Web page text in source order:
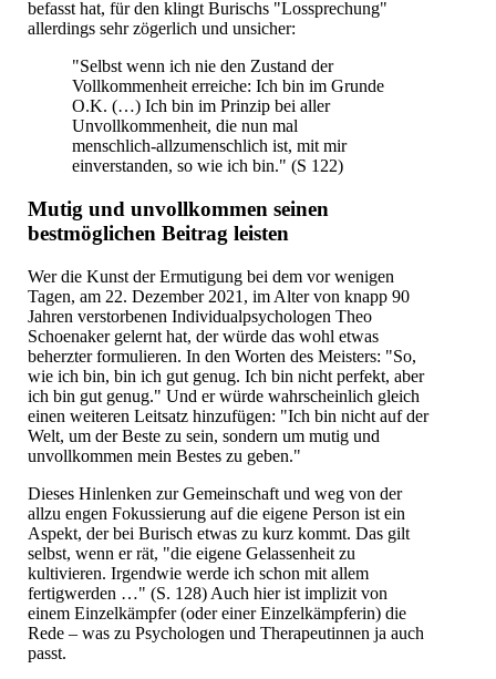
befasst hat, für den klingt Burischs "Lossprechung"
allerdings sehr zögerlich und unsicher:
"Selbst wenn ich nie den Zustand der
Vollkommenheit erreiche: Ich bin im Grunde
O.K. (…) Ich bin im Prinzip bei aller
Unvollkommenheit, die nun mal
menschlich-allzumenschlich ist, mit mir
einverstanden, so wie ich bin." (S 122)
Mutig und unvollkommen seinen
bestmöglichen Beitrag leisten
Wer die Kunst der Ermutigung bei dem vor wenigen
Tagen, am 22. Dezember 2021, im Alter von knapp 90
Jahren verstorbenen Individualpsychologen Theo
Schoenaker gelernt hat, der würde das wohl etwas
beherzter formulieren. In den Worten des Meisters: "So,
wie ich bin, bin ich gut genug. Ich bin nicht perfekt, aber
ich bin gut genug." Und er würde wahrscheinlich gleich
einen weiteren Leitsatz hinzufügen: "Ich bin nicht auf der
Welt, um der Beste zu sein, sondern um mutig und
unvollkommen mein Bestes zu geben."
Dieses Hinlenken zur Gemeinschaft und weg von der
allzu engen Fokussierung auf die eigene Person ist ein
Aspekt, der bei Burisch etwas zu kurz kommt. Das gilt
selbst, wenn er rät, "die eigene Gelassenheit zu
kultivieren. Irgendwie werde ich schon mit allem
fertigwerden …" (S. 128) Auch hier ist implizit von
einem Einzelkämpfer (oder einer Einzelkämpferin) die
Rede – was zu Psychologen und Therapeutinnen ja auch
passt.